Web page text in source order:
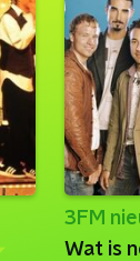
3FM
Wat is